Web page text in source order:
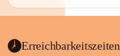
Erreichbarkeitszeiten